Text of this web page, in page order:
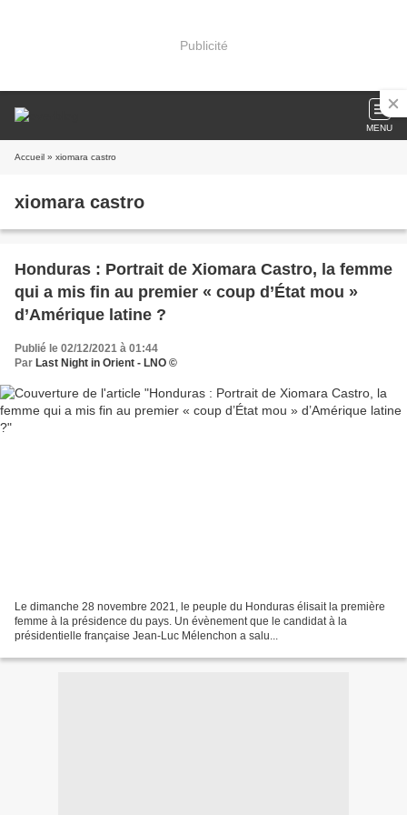
Publicité
MENU
Accueil » xiomara castro
xiomara castro
Honduras : Portrait de Xiomara Castro, la femme
qui a mis fin au premier « coup d’État mou »
d’Amérique latine ?
Publié le 02/12/2021 à 01:44
Par Last Night in Orient - LNO ©
Le dimanche 28 novembre 2021, le peuple du Honduras élisait la première
femme à la présidence du pays. Un évènement que le candidat à la
présidentielle française Jean-Luc Mélenchon a salu...